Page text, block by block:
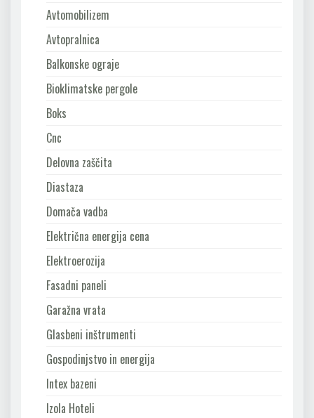
Avtomobilizem
Avtopralnica
Balkonske ograje
Bioklimatske pergole
Boks
Cnc
Delovna zaščita
Diastaza
Domača vadba
Električna energija cena
Elektroerozija
Fasadni paneli
Garažna vrata
Glasbeni inštrumenti
Gospodinjstvo in energija
Intex bazeni
Izola Hoteli